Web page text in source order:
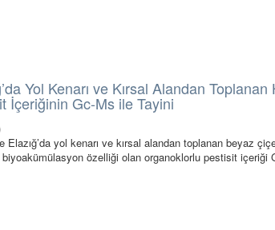
Yol Kenarı ve Kırsal Alandan
İçeriğinin Gc-Ms ile Tayini
Elazığ’da yol kenarı ve kırsal alandan toplanan beyaz
özelliği olan organoklorlu pestisit içeriği